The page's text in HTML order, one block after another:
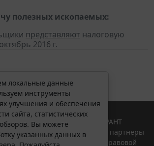
полезных ископаемых:
представляют налоговую
2016 г.
локальные данные
инструменты
улучшения и обеспечения
сайта, статистических
Вы можете
указанных данных в
СЕРВИС", 2026. Система ГАРАНТ
года. Компания "Гарант" и ее партнеры
Российской ассоциации правовой